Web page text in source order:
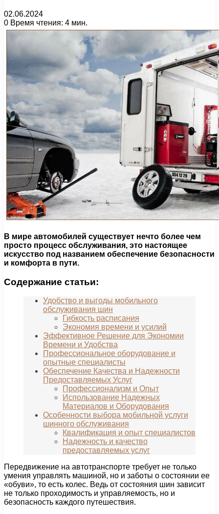
02.06.2024
0 Время чтения: 4 мин.
В мире автомобилей существует нечто более чем
просто процесс обслуживания, это настоящее
искусство под названием обеспечение безопасности
и комфорта в пути.
Содержание статьи:
Удобство и выгоды мобильного
обслуживания шин
Гибкость расписания
Экономия времени и усилий
Эффективное Решение для Экономии
Времени и Удобства
Профессиональное оборудование и
опытные специалисты
Обеспечение Качества и Надежности
Предоставляемых Услуг
Профессионализм и Опыт
Использование Надежных
Материалов и Оборудования
Особенности выбора мобильной услуги
шинного обслуживания
Квалификация и опыт специалистов
Надежность и качество
предоставляемых услуг
Передвижение на автотранспорте требует не только
умения управлять машиной, но и заботы о состоянии ее
«обуви», то есть колес. Ведь от состояния шин зависит
не только проходимость и управляемость, но и
безопасность каждого путешествия.